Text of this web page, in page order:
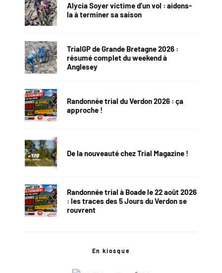
Alycia Soyer victime d’un vol : aidons-
la à terminer sa saison
TrialGP de Grande Bretagne 2026 :
résumé complet du weekend à
Anglesey
Randonnée trial du Verdon 2026 : ça
approche !
De la nouveauté chez Trial Magazine !
Randonnée trial à Boade le 22 août 2026
: les traces des 5 Jours du Verdon se
rouvrent
En kiosque